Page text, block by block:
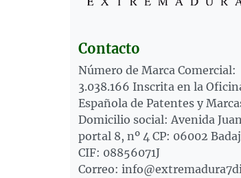
Contacto
Número de Marca Comercial:
3.038.166 Inscrita en la
Española de Patentes y
Domicilio social: Avenida
portal 8, nº 4 CP: 06002
CIF: 08856071J
Correo: